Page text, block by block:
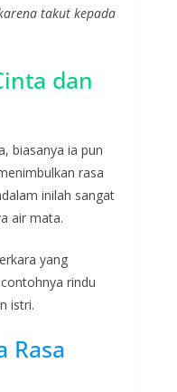
takut kepada
dan
biasanya ia pun
rasa
inilah sangat
air mata.
yang
rindu
istri.
Rasa